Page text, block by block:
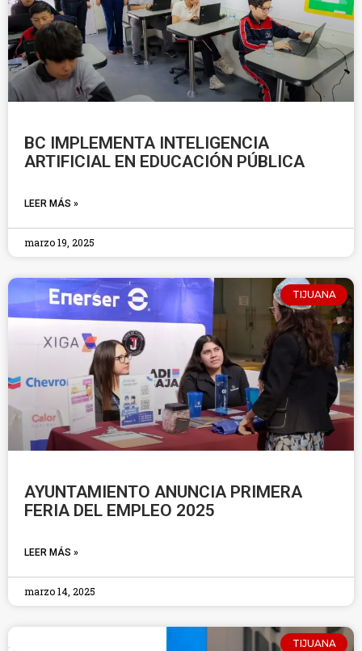
BC IMPLEMENTA INTELIGENCIA
ARTIFICIAL EN EDUCACIÓN PÚBLICA
LEER MÁS »
marzo 19, 2025
TIJUANA
AYUNTAMIENTO ANUNCIA PRIMERA
FERIA DEL EMPLEO 2025
LEER MÁS »
marzo 14, 2025
TIJUANA